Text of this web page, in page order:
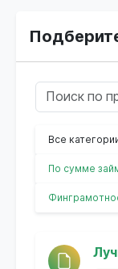
Все
По сумме